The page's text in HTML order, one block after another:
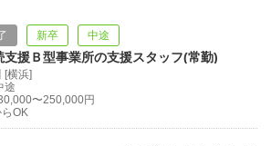
新卒 中途
支援Ｂ型事業所の支援スタッフ(常勤)
[横浜]
途
〜250,000円
OK